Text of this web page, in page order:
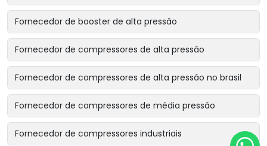
Fornecedor de booster de alta pressão
Fornecedor de compressores de alta pressão
Fornecedor de compressores de alta pressão no brasil
Fornecedor de compressores de média pressão
Fornecedor de compressores industriais